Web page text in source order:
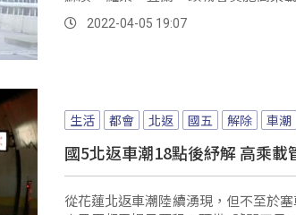
也會有多...。
2022-04-05 19:07
生活 都會 北返 國五 解除 車潮
國5北返車潮18點後紓解 高乘載
從花蓮北返車潮陸續湧現，但不至於